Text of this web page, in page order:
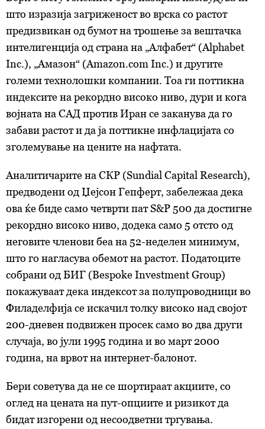
што изразија загриженост во врска со растот
предизвикан од бумот на трошење за вештачка
интелигенција од страна на „Алфабет“ (Alphabet
Inc.), „Амазон“ (Amazon.com Inc.) и другите
големи технолошки компании. Тоа ги поттикна
индексите на рекордно високо ниво, дури и кога
војната на САД против Иран се заканува да го
забави растот и да ја поттикне инфлацијата со
зголемување на цените на нафтата.
Аналитичарите на СКР (Sundial Capital Research),
предводени од Џејсон Гепферт, забележаа дека
ова ќе биде само четврти пат S&P 500 да достигне
рекордно високо ниво, додека само 5 отсто од
неговите членови беа на 52-неделен минимум,
што го нагласува обемот на растот. Податоците
собрани од БИГ (Bespoke Investment Group)
покажуваат дека индексот за полупроводници во
Филаделфија се искачил толку високо над својот
200-дневен подвижен просек само во два други
случаја, во јули 1995 година и во март 2000
година, на врвот на интернет-балонот.
Бери советува да не се шортираат акциите, со
оглед на цената на пут-опциите и ризикот да
бидат изгорени од несоодветни тргувања.